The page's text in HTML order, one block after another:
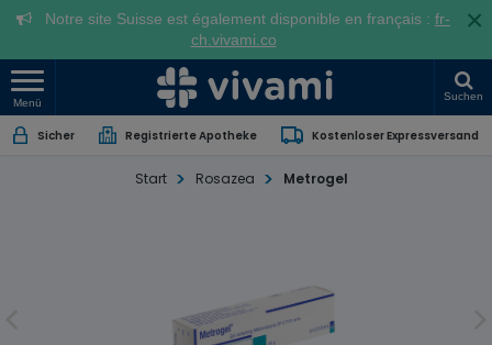
Notre site Suisse est également disponible en français : fr-
ch.vivami.co
×
Menü
Suchen
Sicher Registrierte Apotheke Kostenloser Expressversand
Start Rosazea Metrogel